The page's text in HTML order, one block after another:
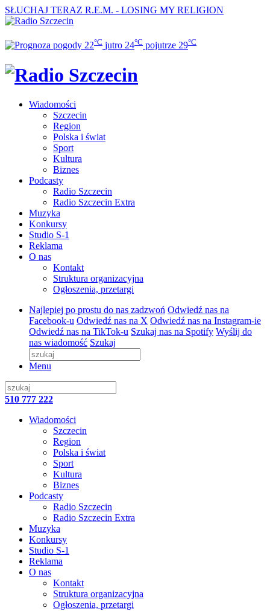
SŁUCHAJ TERAZ R.E.M. - LOSING MY RELIGION
22°C jutro 24°C pojutrze 29°C
Wiadomości
Szczecin
Region
Polska i świat
Sport
Kultura
Biznes
Podcasty
Radio Szczecin
Radio Szczecin Extra
Muzyka
Konkursy
Studio S-1
Reklama
O nas
Kontakt
Struktura organizacyjna
Ogłoszenia, przetargi
Najlepiej po prostu do nas zadzwoń Odwiedź nas na
Facebook-u Odwiedź nas na X Odwiedź nas na Instagram-ie
Odwiedź nas na TikTok-u Szukaj nas na Spotify Wyślij do
nas wiadomość Szukaj
Menu
510 777 222
Wiadomości
Szczecin
Region
Polska i świat
Sport
Kultura
Biznes
Podcasty
Radio Szczecin
Radio Szczecin Extra
Muzyka
Konkursy
Studio S-1
Reklama
O nas
Kontakt
Struktura organizacyjna
Ogłoszenia, przetargi